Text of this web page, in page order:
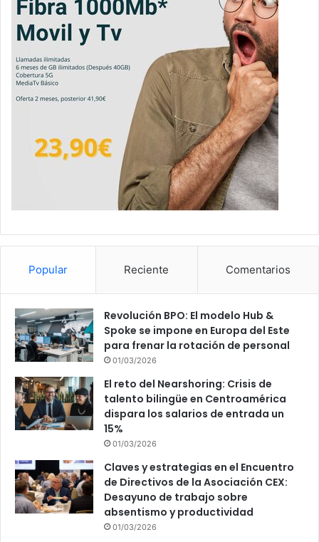
Popular Reciente Comentarios
Revolución BPO: El modelo Hub &
Spoke se impone en Europa del Este
para frenar la rotación de personal
01/03/2026
El reto del Nearshoring: Crisis de
talento bilingüe en Centroamérica
dispara los salarios de entrada un
15%
01/03/2026
Claves y estrategias en el Encuentro
de Directivos de la Asociación CEX:
Desayuno de trabajo sobre
absentismo y productividad
01/03/2026